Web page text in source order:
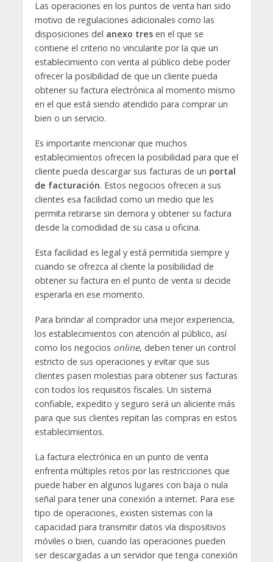
Las operaciones en los puntos de venta han sido
motivo de regulaciones adicionales como las
disposiciones del anexo tresen el que se
contiene el criterio no vinculante por la que un
establecimiento con venta al público debe poder
ofrecer la posibilidad de que un cliente pueda
obtener su factura electrónica al momento mismo
en el que está siendo atendido para comprar un
bien o un servicio.
Es importante mencionar que muchos
establecimientos ofrecen la posibilidad para que el
cliente pueda descargar sus facturas de un portal
de facturación. Estos negocios ofrecen a sus
clientes esa facilidad como un medio que les
permita retirarse sin demora y obtener su factura
desde la comodidad de su casa u oficina.
Esta facilidad es legal y está permitida siempre y
cuando se ofrezca al cliente la posibilidad de
obtener su factura en el punto de venta si decide
esperarla en ese momento.
Para brindar al comprador una mejor experiencia,
los establecimientos con atención al público, así
como los negocios online, deben tener un control
estricto de sus operaciones y evitar que sus
clientes pasen molestias para obtener sus facturas
con todos los requisitos fiscales. Un sistema
confiable, expedito y seguro será un aliciente más
para que sus clientes repitan las compras en estos
establecimientos.
La factura electrónica en un punto de venta
enfrenta múltiples retos por las restricciones que
puede haber en algunos lugares con baja o nula
señal para tener una conexión a internet. Para ese
tipo de operaciones, existen sistemas con la
capacidad para transmitir datos vía dispositivos
móviles o bien, cuando las operaciones pueden
ser descargadas a un servidor que tenga conexión